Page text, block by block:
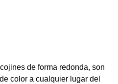
de forma redonda, son
color a cualquier lugar del